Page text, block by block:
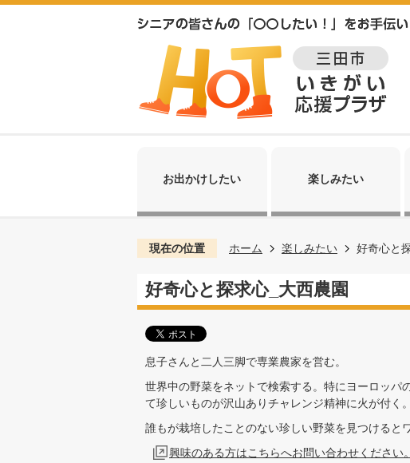
お出かけしたい 楽しみたい
現在の位置 ホーム 楽しみたい 好奇心と
好奇心と探求心_大西農園
息子さんと二人三脚で専業農家を営む。
世界中の野菜をネットで検索する。特にヨーロッ
て珍しいものが沢山ありチャレンジ精神に火が付く。
誰もが栽培したことのない珍しい野菜を見つけると
興味のある方はこちらへお問い合わせください